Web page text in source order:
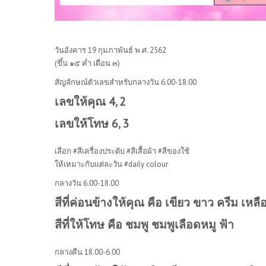
วันอังคาร 19 กุมภาพันธ์ พ.ศ. 2562
(ขึ้น ๑๕ ค่ำ เดือน ๓)
สัญลักษณ์ตัวเลขสำหรับกลางวัน 6.00-18.00
เลขให้คุณ 4, 2
เลขให้โทษ 6, 3
เลือก #สีเครื่องประดับ #สีเสื้อผ้า #สีของใช้
ให้เหมาะกับแต่ละวัน #daily colour
กลางวัน 6.00-18.00
สีที่ค่อนข้างให้คุณ คือ เขียว ขาว ครีม เหลื
สีที่ให้โทษ คือ ชมพู ชมพูเลือดหมู ฟ้า
กลางคืน 18.00-6.00